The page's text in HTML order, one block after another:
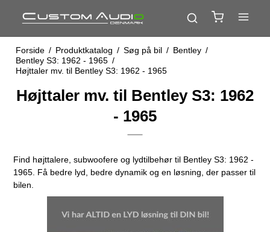
Forside / Produktkatalog / Søg på bil / Bentley /
Bentley S3: 1962 - 1965 /
Højttaler mv. til Bentley S3: 1962 - 1965
Højttaler mv. til Bentley S3: 1962
- 1965
Find højttalere, subwoofere og lydtilbehør til Bentley S3: 1962 -
1965. Få bedre lyd, bedre dynamik og en løsning, der passer til
bilen.